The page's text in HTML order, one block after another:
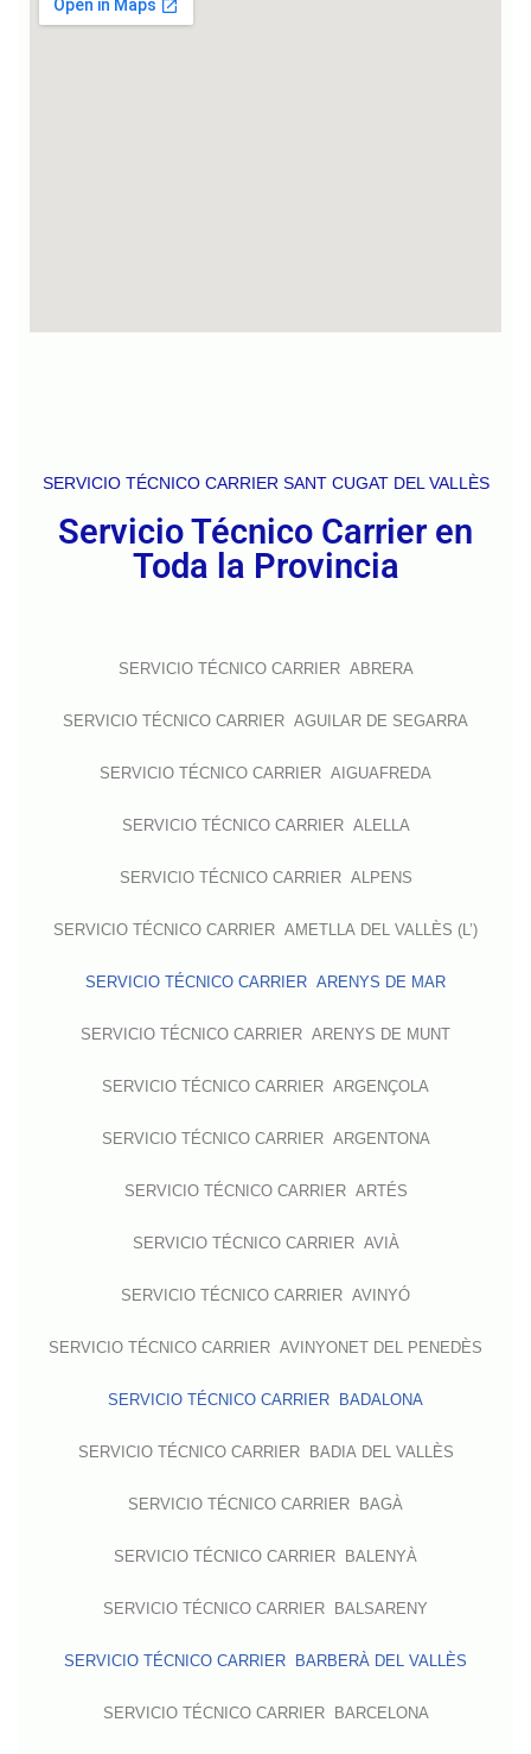
SERVICIO TÉCNICO CARRIER SANT CUGAT DEL VALLÈS
Servicio Técnico Carrier en
Toda la Provincia
SERVICIO TÉCNICO CARRIER ABRERA
SERVICIO TÉCNICO CARRIER AGUILAR DE SEGARRA
SERVICIO TÉCNICO CARRIER AIGUAFREDA
SERVICIO TÉCNICO CARRIER ALELLA
SERVICIO TÉCNICO CARRIER ALPENS
SERVICIO TÉCNICO CARRIER AMETLLA DEL VALLÈS (L’)
SERVICIO TÉCNICO CARRIER ARENYS DE MAR
SERVICIO TÉCNICO CARRIER ARENYS DE MUNT
SERVICIO TÉCNICO CARRIER ARGENÇOLA
SERVICIO TÉCNICO CARRIER ARGENTONA
SERVICIO TÉCNICO CARRIER ARTÉS
SERVICIO TÉCNICO CARRIER AVIÀ
SERVICIO TÉCNICO CARRIER AVINYÓ
SERVICIO TÉCNICO CARRIER AVINYONET DEL PENEDÈS
SERVICIO TÉCNICO CARRIER BADALONA
SERVICIO TÉCNICO CARRIER BADIA DEL VALLÈS
SERVICIO TÉCNICO CARRIER BAGÀ
SERVICIO TÉCNICO CARRIER BALENYÀ
SERVICIO TÉCNICO CARRIER BALSARENY
SERVICIO TÉCNICO CARRIER BARBERÀ DEL VALLÈS
SERVICIO TÉCNICO CARRIER BARCELONA